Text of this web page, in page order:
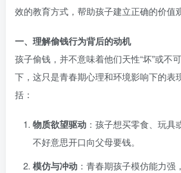
效的教育方式，帮助孩子建立正确的价值
一、理解偷钱行为背后的动机
孩子偷钱，并不意味着他们天性“坏”或不
下，这只是青春期心理和环境影响下的表
括：
物质欲望驱动 ：孩子想买零食、玩具
不好意思开口向父母要钱。
模仿与冲动 ：青春期孩子模仿能力强